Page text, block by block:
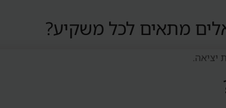
מתאים לכל משקיע?
יציאה.